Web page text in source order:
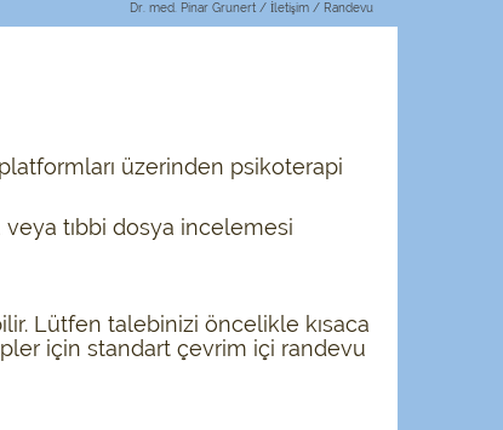
Dr. med. Pinar Grunert / İletişim / Randevu
üzerinden psikoterapi
tıbbi dosya incelemesi
Lütfen talebinizi öncelikle kısaca
için standart çevrim içi randevu